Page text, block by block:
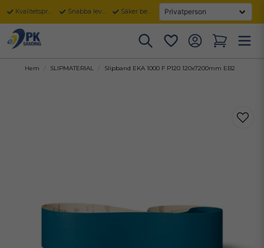
Kvalitetsprodukter Snabba leveranser Säker betalning
Hem SLIPMATERIAL Slipband EKA 1000 F P120 120x7200mm EB2